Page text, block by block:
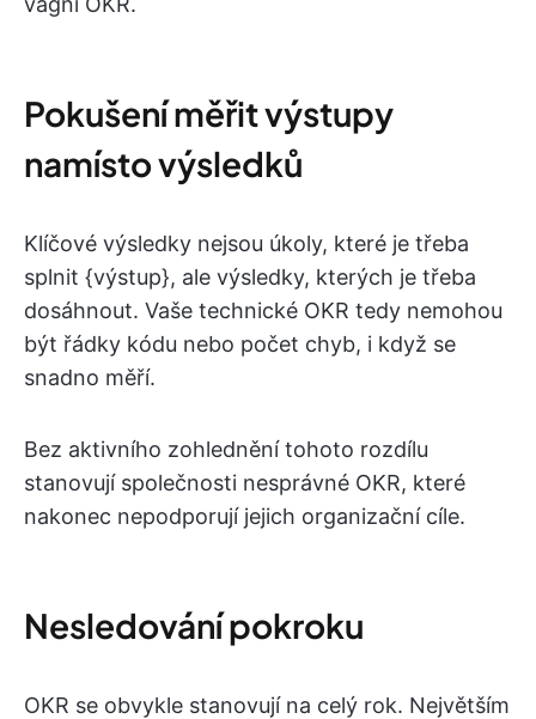
Pokušení měřit výstupy
namísto výsledků
Klíčové výsledky nejsou úkoly, které je třeba
splnit {výstup}, ale výsledky, kterých je třeba
dosáhnout. Vaše technické OKR tedy nemohou
být řádky kódu nebo počet chyb, i když se
snadno měří.
Bez aktivního zohlednění tohoto rozdílu
stanovují společnosti nesprávné OKR, které
nakonec nepodporují jejich organizační cíle.
Nesledování pokroku
OKR se obvykle stanovují na celý rok. Největším